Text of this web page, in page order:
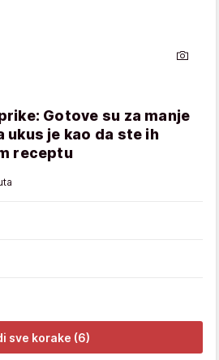
Gotove su za manje
ukus je kao da ste ih
receptu
sve korake (6)